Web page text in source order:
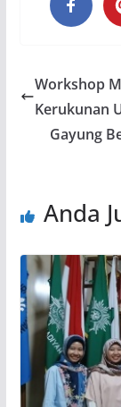
Workshop
Kerukunan
Gayung
Anda